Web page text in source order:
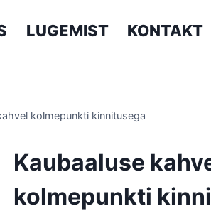
LUGEMIST KONTAKT
kolmepunkti kinnitusega
Kaubaaluse
kolmepunkti